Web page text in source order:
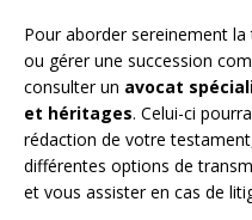
Pour aborder sereinement
ou gérer une succession
consulter un avocat
et héritages. Celui-ci
rédaction de votre
différentes options de
et vous assister en cas de